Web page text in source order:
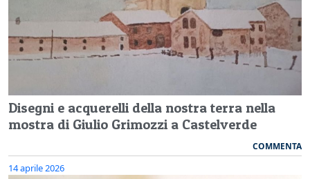
Disegni e acquerelli della nostra terra nella
mostra di Giulio Grimozzi a Castelverde
COMMENTA
14 aprile 2026